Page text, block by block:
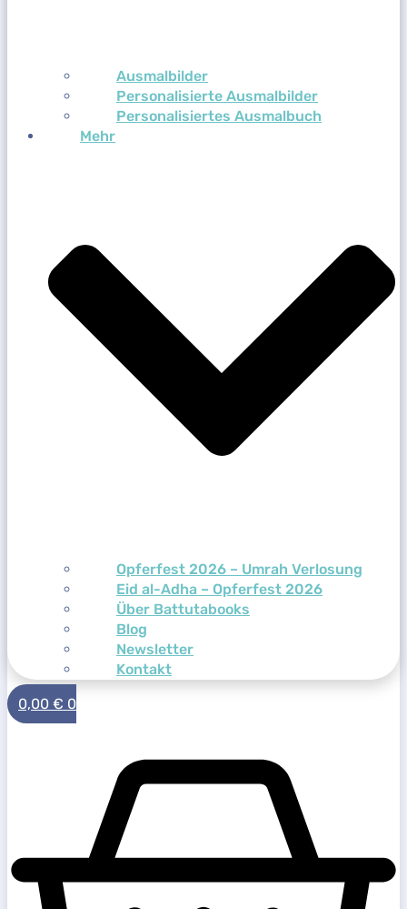
Ausmalbilder
Personalisierte Ausmalbilder
Personalisiertes Ausmalbuch
Mehr
Opferfest 2026 – Umrah Verlosung
Eid al-Adha – Opferfest 2026
Über Battutabooks
Blog
Newsletter
Kontakt
0,00 € 0